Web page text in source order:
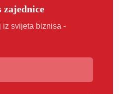
zajednice
iz svijeta biznisa -